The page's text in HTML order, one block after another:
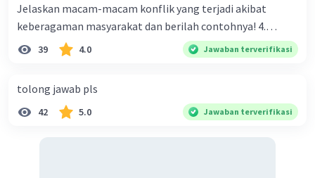
Jelaskan macam-macam konflik yang terjadi akibat
keberagaman masyarakat dan berilah contohnya! 4.
Mengapa dalam masyarakat yang memiliki keberagaman
bahasa, dan budaya. Berdasarkan pernyataan tersebut,
apa yang dapat kalian lakukan untuk menjaga
39 4.0 Jawaban terverifikasi
tolong jawab pls
42 5.0 Jawaban terverifikasi